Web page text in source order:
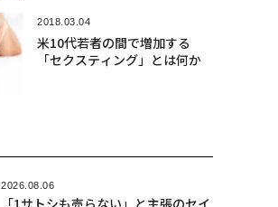
2018.03.04
米10代若者の間で増加する
「セクスティング」とは何か
2026.08.06
「1サトシも売らない」と主張のセイ